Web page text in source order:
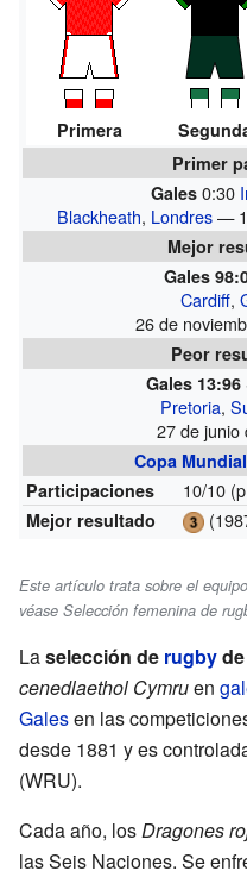
Primera
Primer
Gales 0:30
Blackheath, Londres—
Mejor
Gales
Cardiff,
26 de
Peor
Gales 13:96
Pretoria,
27 de junio
Copa
Participaciones
10/10
Mejor resultado
Este artículo trata sobre el
véase Selección femenina de
Laselección de rugbyde
cenedlaethol Cymruen
Galesen las
desde 1881 y es
(WRU).
Cada año, losDragones
las Seis Naciones. Se